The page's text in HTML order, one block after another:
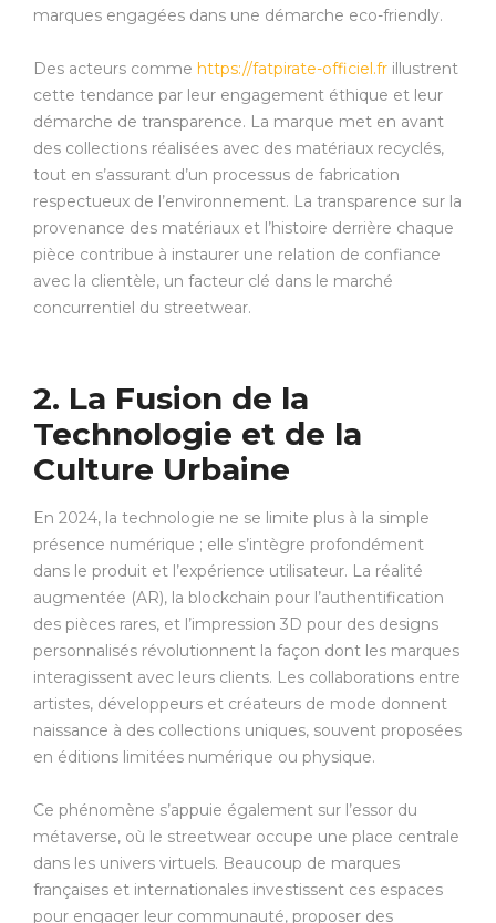
marques engagées dans une démarche eco-friendly.
Des acteurs comme https://fatpirate-officiel.fr illustrent
cette tendance par leur engagement éthique et leur
démarche de transparence. La marque met en avant
des collections réalisées avec des matériaux recyclés,
tout en s’assurant d’un processus de fabrication
respectueux de l’environnement. La transparence sur la
provenance des matériaux et l’histoire derrière chaque
pièce contribue à instaurer une relation de confiance
avec la clientèle, un facteur clé dans le marché
concurrentiel du streetwear.
2. La Fusion de la
Technologie et de la
Culture Urbaine
En 2024, la technologie ne se limite plus à la simple
présence numérique ; elle s’intègre profondément
dans le produit et l’expérience utilisateur. La réalité
augmentée (AR), la blockchain pour l’authentification
des pièces rares, et l’impression 3D pour des designs
personnalisés révolutionnent la façon dont les marques
interagissent avec leurs clients. Les collaborations entre
artistes, développeurs et créateurs de mode donnent
naissance à des collections uniques, souvent proposées
en éditions limitées numérique ou physique.
Ce phénomène s’appuie également sur l’essor du
métaverse, où le streetwear occupe une place centrale
dans les univers virtuels. Beaucoup de marques
françaises et internationales investissent ces espaces
pour engager leur communauté, proposer des